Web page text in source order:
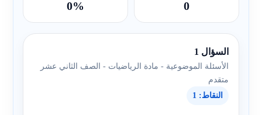
0
0%
السؤال 1
الأسئلة الموضوعية - مادة الرياضيات - الصف الثاني عشر
متقدم
النقاط: 1